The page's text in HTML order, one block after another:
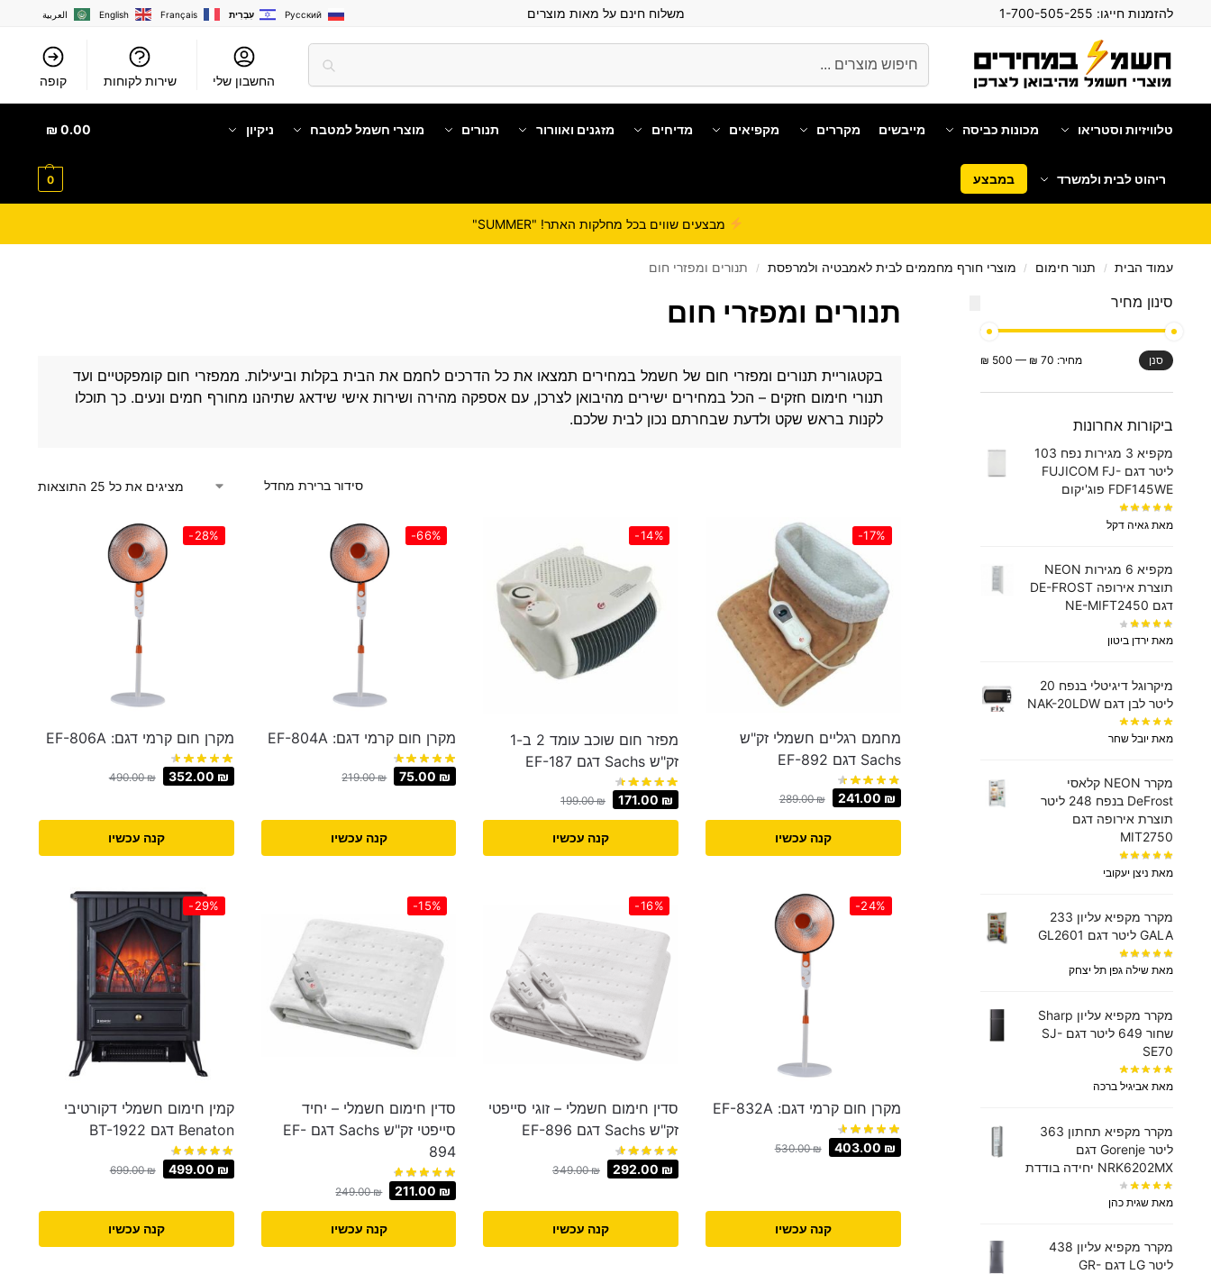
להזמנות חייגו: משלוח חינם על מאות מוצרים العربية English Français עִבְרִית Русский
החשבון שלי שירות לקוחות קופה
טלוויזיות וסטריאו מכונות כביסה מייבשים מקררים מקפיאים מדיחים מזגנים ואוורור תנורים מוצרי חשמל למטבח ניקיון
ריהוט לבית ולמשרד במבצע
0.00
₪
0
מבצעים שווים בכל מחלקות האתר! "SUMMER"
עמוד הבית / תנור חימום / מוצרי חורף מחממים לבית לאמבטיה ולמרפסת / תנורים ומפזרי חום
תנורים ומפזרי חום
בקטגוריית תנורים ומפזרי חום של חשמל במחירים תמצאו את כל הדרכים לחמם את הבית בקלות וביעילות. ממפזרי חום קומפקטיים ועד
תנורי חימום חזקים – הכל במחירים ישירים מהיבואן לצרכן, עם אספקה מהירה ושירות אישי שידאג שתיהנו מחורף חמים ונעים. כך תוכלו
לקנות בראש שקט ולדעת שבחרתם נכון לבית שלכם.
מציגים את כל ⁦25⁩ התוצאות
-17%
מחמם רגליים חשמלי זק"ש
Sachs דגם EF-892
289.00₪ 241.00 ₪
קנה עכשיו
-14%
מפזר חום שוכב עומד 2 ב-1
זק"ש Sachs דגם EF-187
199.00₪ 171.00 ₪
קנה עכשיו
-66%
מקרן חום קרמי דגם: EF-804A
219.00₪ 75.00 ₪
קנה עכשיו
-28%
מקרן חום קרמי דגם: EF-806A
490.00₪ 352.00 ₪
קנה עכשיו
-24%
מקרן חום קרמי דגם: EF-832A
530.00₪ 403.00 ₪
קנה עכשיו
-16%
סדין חימום חשמלי – זוגי סייפטי
זק"ש Sachs דגם EF-896
349.00₪ 292.00 ₪
קנה עכשיו
-15%
סדין חימום חשמלי – יחיד
סייפטי זק"ש Sachs דגם EF-
894
249.00₪ 211.00 ₪
קנה עכשיו
-29%
קמין חימום חשמלי דקורטיבי
Benaton דגם BT-1922
699.00₪ 499.00 ₪
קנה עכשיו
סינון מחיר
סנן מחיר: 70 ₪
—
500 ₪
ביקורות אחרונות
מקפיא 3 מגירות נפח 103
ליטר דגם FUJICOM FJ-
FDF145WE פוג'יקום
מאת גאיה דקל
מקפיא 6 מגירות NEON
תוצרת אירופה DE-FROST
דגם NE-MIFT2450
מאת ירדן ביטון
מיקרוגל דיגיטלי בנפח 20
ליטר לבן דגם NAK-20LDW
מאת יובל שחר
מקרר NEON קלאסי
DeFrost בנפח 248 ליטר
תוצרת אירופה דגם
MIT2750
מאת ניצן יעקובי
מקרר מקפיא עליון 233
GALA ליטר דגם GL2601
מאת שילה גפן תל יצחק
מקרר מקפיא עליון Sharp
שחור 649 ליטר דגם SJ-
SE70
מאת אביגיל ברכה
מקרר ‏מקפיא תחתון 363
‏ליטר Gorenje דגם
NRK6202MX יחידה בודדת
מאת שגית כהן
מקרר מקפיא עליון 438
‏ליטר LG דגם GR-